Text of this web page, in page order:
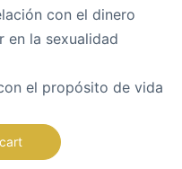
con el dinero
en la sexualidad
el propósito de vida